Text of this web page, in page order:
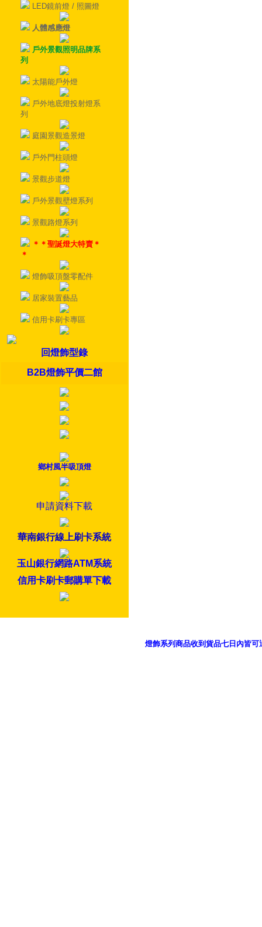
LED鏡前燈 / 照圖燈
人體感應燈
戶外景觀照明品牌系
列
太陽能戶外燈
戶外地底燈投射燈系
列
庭園景觀造景燈
戶外門柱頭燈
景觀步道燈
戶外景觀壁燈系列
景觀路燈系列
＊＊聖誕燈大特賣＊
＊
燈飾吸頂盤零配件
居家裝置藝品
信用卡刷卡專區
回燈飾型錄
B2B燈飾平價二館
鄉村風半吸頂燈
申請資料下載
華南銀行線上刷卡系統
玉山銀行網路ATM系統
信用卡刷卡郵購單下載
燈飾系列商品收到貨品七日內皆